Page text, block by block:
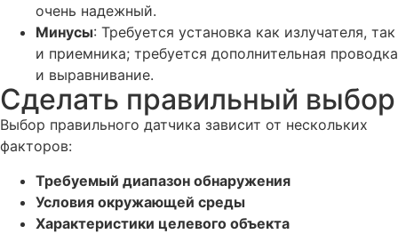
очень надежный.
Минусы: Требуется установка как излучателя, так
и приемника; требуется дополнительная проводка
и выравнивание.
Сделать правильный выбор
Выбор правильного датчика зависит от нескольких
факторов:
Требуемый диапазон обнаружения
Условия окружающей среды
Характеристики целевого объекта